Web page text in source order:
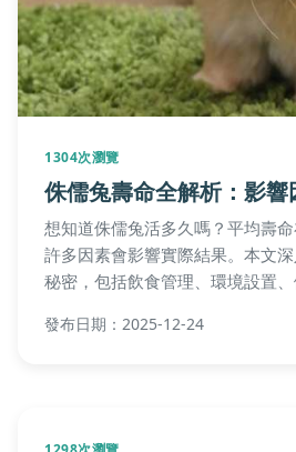
1304次瀏覽
侏儒兔壽命全解析：影
想知道侏儒兔活多久嗎？平均壽
許多因素會影響實際結果。本文
秘密，包括飲食管理、環境設置
的壽命，提供從新手到專家的實用
發布日期：2025-12-24